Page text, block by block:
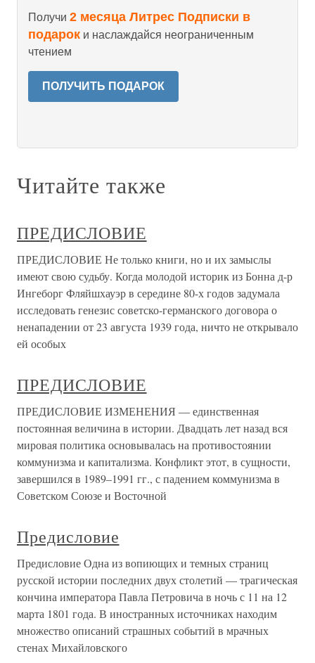
Получи 2 месяца Литрес Подписки в
подарок и наслаждайся неограниченным
чтением
ПОЛУЧИТЬ ПОДАРОК
Читайте также
ПРЕДИСЛОВИЕ
ПРЕДИСЛОВИЕ Не только книги, но и их замыслы
имеют свою судьбу. Когда моло­дой историк из Бонна д-р
Ингеборг Фляйшхауэр в середине 80-х годов задумала
исследовать генезис советско-германского договора о
ненапа­дении от 23 августа 1939 года, ничто не открывало
ей особых
ПРЕДИСЛОВИЕ
ПРЕДИСЛОВИЕ ИЗМЕНЕНИЯ — единственная
постоянная величина в истории. Двадцать лет назад вся
мировая политика основывалась на противостоянии
коммунизма и капитализма. Конфликт этот, в сущности,
завершился в 1989–1991 гг., с падением коммунизма в
Советском Союзе и Восточной
Предисловие
Предисловие Одна из вопиющих и темных страниц
русской истории последних двух столетий — трагическая
кончина императора Павла Петровича в ночь с 11 на 12
марта 1801 года. В иностранных источниках находим
множество описаний страшных событий в мрачных
стенах Михайловского